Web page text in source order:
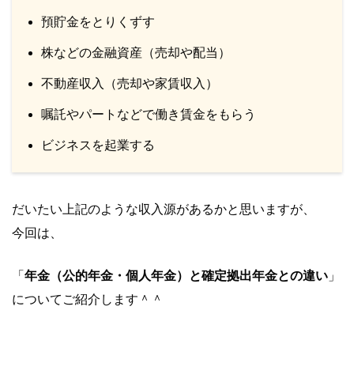
預貯金をとりくずす
株などの金融資産（売却や配当）
不動産収入（売却や家賃収入）
嘱託やパートなどで働き賃金をもらう
ビジネスを起業する
だいたい上記のような収入源があるかと思いますが、
今回は、
「 年金（公的年金・個人年金）と確定拠出年金との違い 」
についてご紹介します＾＾